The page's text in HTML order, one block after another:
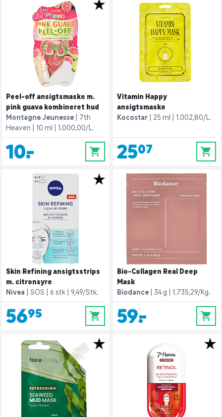
Peel-off ansigtsmaske m.
pink guava kombineret hud
Montagne Jeunesse
7th
Heaven
10 ml 1.000,00/L.
10,- 0
Vitamin Happy
ansigtsmaske
Kocostar
25 ml 1.002,80/L.
25,07 0
Skin Refining ansigtsstrips
m. citronsyre
Nivea
SOS 6 stk 9,49/Stk.
56,95 0
Bio-Collagen Real Deep
Mask
Biodance
34 g 1.735,29/Kg.
59,- 0